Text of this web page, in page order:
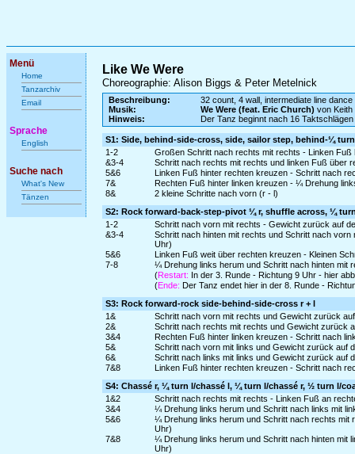
Menü
Home
Tanzarchiv
Email
Sprache
English
Suche nach
What's New
Tänzen
Like We Were
Choreographie: Alison Biggs & Peter Metelnick
Beschreibung:
32 count, 4 wall, intermediate line dance
Musik:
We Were (feat. Eric Church) von Keith
Hinweis:
Der Tanz beginnt nach 16 Taktschlägen
S1: Side, behind-side-cross, side, sailor step, behind-¼
1-2
Großen Schritt nach rechts mit rechts - Linken
&3-4
Schritt nach rechts mit rechts und linken Fuß über
5&6
Linken Fuß hinter rechten kreuzen - Schritt nach
7&
Rechten Fuß hinter linken kreuzen - ¼ Drehung
8&
2 kleine Schritte nach vorn (r - l)
S2: Rock forward-back-step-pivot ¼ r, shuffle across, ¼
1-2
Schritt nach vorn mit rechts - Gewicht zurück auf
&3-4
Schritt nach hinten mit rechts und Schritt nach
Uhr)
5&6
Linken Fuß weit über rechten kreuzen - Kleinen
7-8
¼ Drehung links herum und Schritt nach hinten mit
(Restart: In der 3. Runde - Richtung 9 Uhr - hier
(Ende: Der Tanz endet hier in der 8. Runde -
S3: Rock forward-rock side-behind-side-cross r + l
1&
Schritt nach vorn mit rechts und Gewicht zurück
2&
Schritt nach rechts mit rechts und Gewicht zurück
3&4
Rechten Fuß hinter linken kreuzen - Schritt nach
5&
Schritt nach vorn mit links und Gewicht zurück auf
6&
Schritt nach links mit links und Gewicht zurück auf
7&8
Linken Fuß hinter rechten kreuzen - Schritt nach
S4: Chassé r, ¼ turn l/chassé l, ¼ turn l/chassé r, ½ turn l/
1&2
Schritt nach rechts mit rechts - Linken Fuß an
3&4
¼ Drehung links herum und Schritt nach links mit
5&6
¼ Drehung links herum und Schritt nach rechts
Uhr)
7&8
¼ Drehung links herum und Schritt nach hinten mit
Uhr)